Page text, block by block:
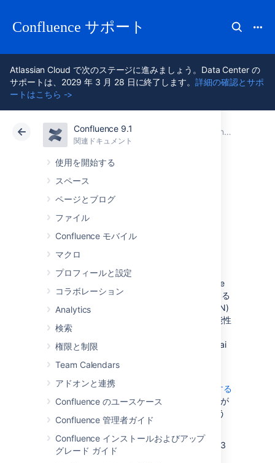
Confluence サポート
Atlassian Cloud で次のステージに進みましょう。Data Center の
サポートは、2029 年 3 月 28 日に終了します。詳細の確認とサポ
ートはこちら ->
Confluence 9.1
関連ドキュメント
使用を開始する
スペース
ページとブログ
ファイル
Confluence モバイル
マクロ
プロフィールと設定
コラボレーション
Analytics
検索
権限と制限
Team Calendars
アドオンと連携
Confluence のユースケース
Confluence 管理者ガイド
Confluence インストールおよびアップ
グレード ガイド
アトラシアン サポート 関連ドキュメント
Confluence Data Center
クラウド Data Center 9.1
Confluence Data
Center 用に CDN
を構成する
ユーザーが世界中に分散していて、Confluence
Data Center を使用する際に遅延が発生している
場合、コンテンツ デリバリ ネットワーク (CDN)
を使用してエクスペリエンスを改善できる可能性
があります。一般的な CDN としては、AWS
CloudFront、Cloudflare、Azure CDN、Akamai
Atlassian Data Center アプリで CDN を使用する
」で、アトラシアン製品の CDN 機能や、それが
ユーザー エクスペリエンスを向上させるかどう
かを評価する方法をご確認ください。
CDN の使用を開始する準備が整ったら、次の 3
つの主な手順を実行します。